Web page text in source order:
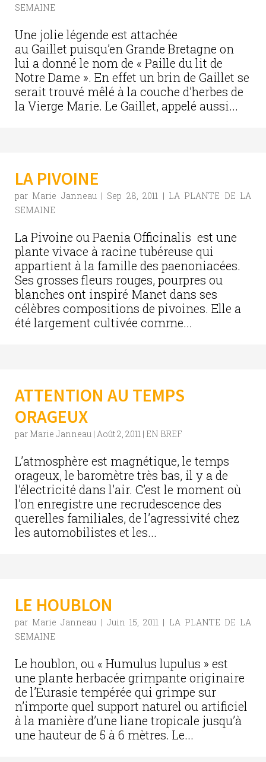
SEMAINE
Une jolie légende est attachée
au Gaillet puisqu’en Grande Bretagne on
lui a donné le nom de « Paille du lit de
Notre Dame ». En effet un brin de Gaillet se
serait trouvé mêlé à la couche d’herbes de
la Vierge Marie. Le Gaillet, appelé aussi...
LA PIVOINE
par Marie Janneau| Sep 28, 2011 | LA PLANTE DE LA
SEMAINE
La Pivoine ou Paenia Officinalis est une
plante vivace à racine tubéreuse qui
appartient à la famille des paenoniacées.
Ses grosses fleurs rouges, pourpres ou
blanches ont inspiré Manet dans ses
célèbres compositions de pivoines. Elle a
été largement cultivée comme...
ATTENTION AU TEMPS
ORAGEUX
par Marie Janneau | Août 2, 2011 | EN BREF
L’atmosphère est magnétique, le temps
orageux, le baromètre très bas, il y a de
l’électricité dans l’air. C’est le moment où
l’on enregistre une recrudescence des
querelles familiales, de l’agressivité chez
les automobilistes et les...
LE HOUBLON
par Marie Janneau | Juin 15, 2011 | LA PLANTE DE LA
SEMAINE
Le houblon, ou « Humulus lupulus » est
une plante herbacée grimpante originaire
de l’Eurasie tempérée qui grimpe sur
n’importe quel support naturel ou artificiel
à la manière d’une liane tropicale jusqu’à
une hauteur de 5 à 6 mètres. Le...